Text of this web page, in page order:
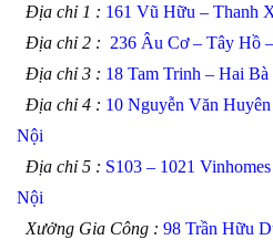
Địa chỉ 1 : 161 Vũ Hữu – Thanh
Địa chỉ 2 : 236 Âu Cơ – Tây Hồ
Địa chỉ 3 : 18 Tam Trinh – Hai
Địa chỉ 4 : 10 Nguyễn Văn
Nội
Địa chỉ 5 : S103 – 1021
Nội
Xưởng Gia Công : 98 Trần Hữu